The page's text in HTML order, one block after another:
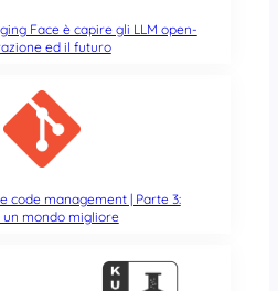
Face è capire gli LLM open-
ed il futuro
code management | Parte 3:
un mondo migliore